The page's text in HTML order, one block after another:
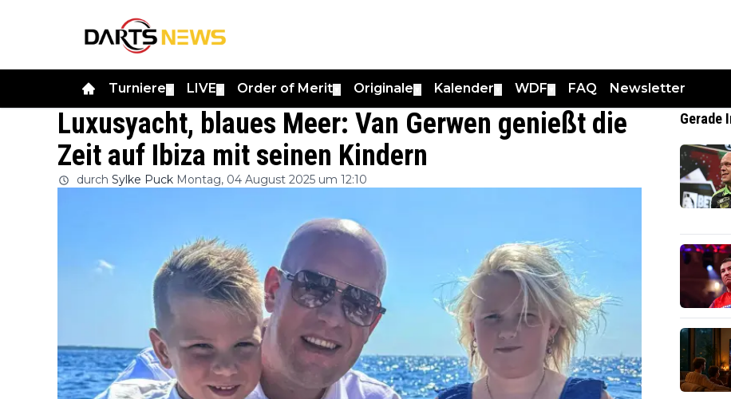
Turniere LIVE Order of Merit Originale Kalender WDF FAQ Newsletter
Luxusyacht, blaues Meer: Van Gerwen genießt die
Zeit auf Ibiza mit seinen Kindern
durch Sylke Puck Montag, 04 August 2025 um 12:10
Gerade